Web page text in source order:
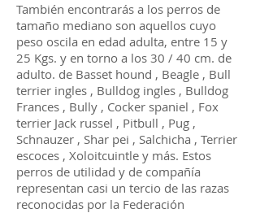
También encontrarás a los perros de
tamaño mediano son aquellos cuyo
peso oscila en edad adulta, entre 15 y
25 Kgs. y en torno a los 30 / 40 cm. de
adulto. de Basset hound , Beagle , Bull
terrier ingles , Bulldog ingles , Bulldog
Frances , Bully , Cocker spaniel , Fox
terrier Jack russel , Pitbull , Pug ,
Schnauzer , Shar pei , Salchicha , Terrier
escoces , Xoloitcuintle y más. Estos
perros de utilidad y de compañía
representan casi un tercio de las razas
reconocidas por la Federación